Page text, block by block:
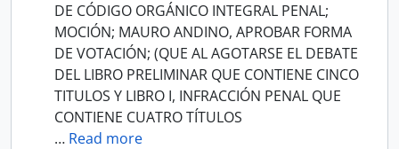
DE CÓDIGO ORGÁNICO INTEGRAL PENAL;
MOCIÓN; MAURO ANDINO, APROBAR FORMA
DE VOTACIÓN; (QUE AL AGOTARSE EL DEBATE
DEL LIBRO PRELIMINAR QUE CONTIENE CINCO
TITULOS Y LIBRO I, INFRACCIÓN PENAL QUE
CONTIENE CUATRO TÍTULOS
… Read more